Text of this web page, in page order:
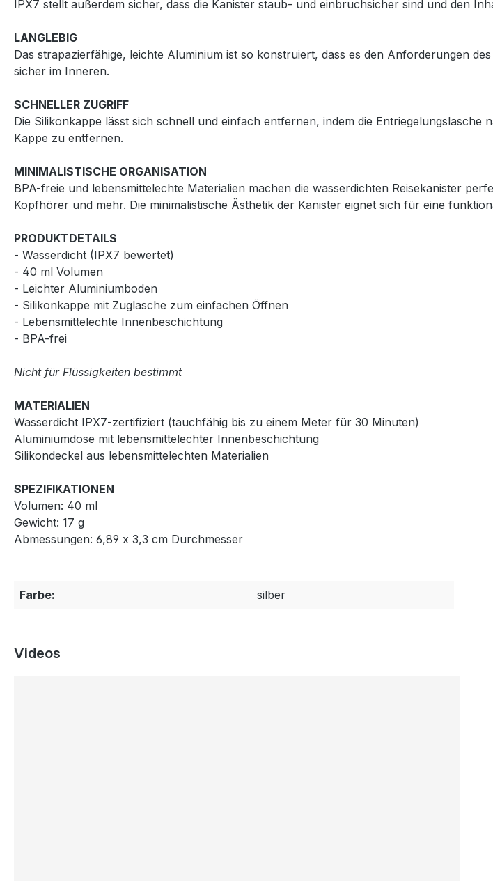
IPX7 stellt außerdem sicher, dass die Kanister staub- und einbruchsicher sind und den
LANGLEBIG
Das strapazierfähige, leichte Aluminium ist so konstruiert, dass es den Anforderungen
sicher im Inneren.
SCHNELLER ZUGRIFF
Die Silikonkappe lässt sich schnell und einfach entfernen, indem die
Kappe zu entfernen.
MINIMALISTISCHE ORGANISATION
BPA-freie und lebensmittelechte Materialien machen die wasserdichten Reisekanister
Kopfhörer und mehr. Die minimalistische Ästhetik der Kanister eignet sich für eine
PRODUKTDETAILS
- Wasserdicht (IPX7 bewertet)
- 40 ml Volumen
- Leichter Aluminiumboden
- Silikonkappe mit Zuglasche zum einfachen Öffnen
- Lebensmittelechte Innenbeschichtung
- BPA-frei
Nicht für Flüssigkeiten bestimmt
MATERIALIEN
Wasserdicht IPX7-zertifiziert (tauchfähig bis zu einem Meter für 30 Minuten)
Aluminiumdose mit lebensmittelechter Innenbeschichtung
Silikondeckel aus lebensmittelechten Materialien
SPEZIFIKATIONEN
Volumen: 40 ml
Gewicht: 17 g
Abmessungen: 6,89 x 3,3 cm Durchmesser
Farbe: silber
Videos